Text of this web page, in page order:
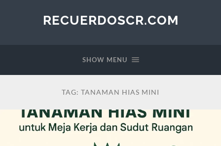
RECUERDOSCR.COM
SHOW MENU
TAG: TANAMAN HIAS MINI